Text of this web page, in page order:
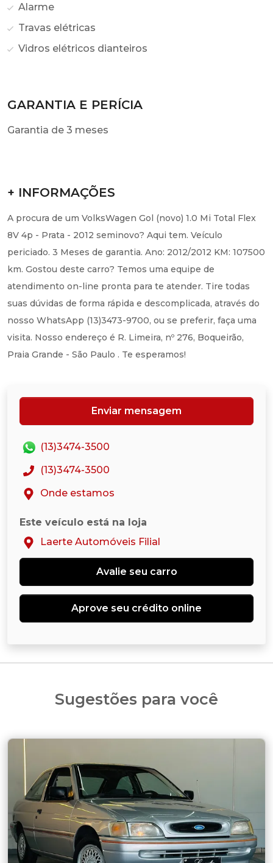
Alarme
Travas elétricas
Vidros elétricos dianteiros
GARANTIA E PERÍCIA
Garantia de 3 meses
+ INFORMAÇÕES
A procura de um VolksWagen Gol (novo) 1.0 Mi Total Flex
8V 4p - Prata - 2012 seminovo? Aqui tem. Veículo
periciado. 3 Meses de garantia. Ano: 2012/2012 KM: 107500
km. Gostou deste carro? Temos uma equipe de
atendimento on-line pronta para te atender. Tire todas
suas dúvidas de forma rápida e descomplicada, através do
nosso WhatsApp (13)3473-9700, ou se preferir, faça uma
visita. Nosso endereço é R. Limeira, nº 276, Boqueirão,
Praia Grande - São Paulo . Te esperamos!
Enviar mensagem
(13)3474-3500
(13)3474-3500
Onde estamos
Este veículo está na loja
Laerte Automóveis Filial
Avalie seu carro
Aprove seu crédito online
Sugestões para você